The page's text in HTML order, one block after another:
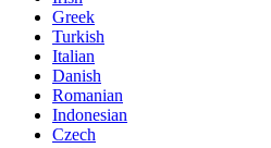
Greek
Turkish
Italian
Danish
Romanian
Indonesian
Czech